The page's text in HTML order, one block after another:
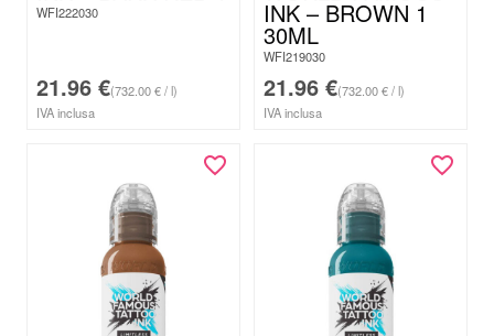
WFI222030
21.96 €(732.00 € / l)
IVA inclusa
INK – BROWN 1
30ML
WFI219030
21.96 €(732.00 € / l)
IVA inclusa